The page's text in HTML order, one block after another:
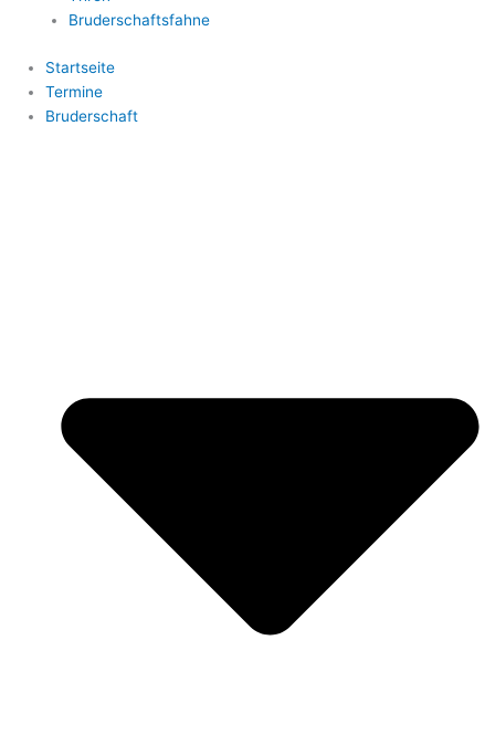
Bruderschaftsfahne
Startseite
Termine
Bruderschaft